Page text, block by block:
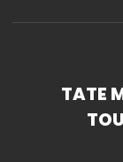
TATE